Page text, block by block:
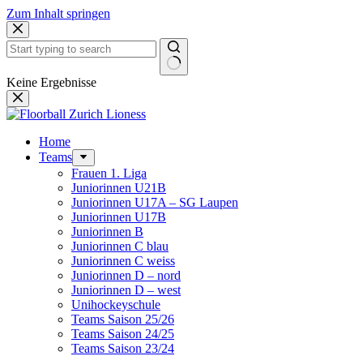
Zum Inhalt springen
Keine Ergebnisse
Home
Teams
Frauen 1. Liga
Juniorinnen U21B
Juniorinnen U17A – SG Laupen
Juniorinnen U17B
Juniorinnen B
Juniorinnen C blau
Juniorinnen C weiss
Juniorinnen D – nord
Juniorinnen D – west
Unihockeyschule
Teams Saison 25/26
Teams Saison 24/25
Teams Saison 23/24